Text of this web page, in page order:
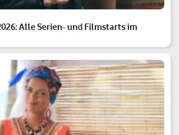
Alle Serien- und Filmstarts im